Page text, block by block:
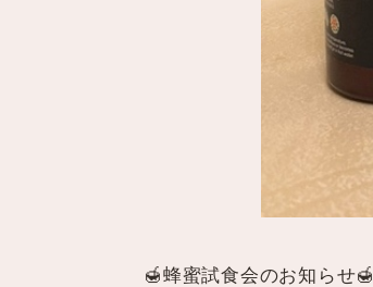
🍯蜂蜜試食会のお知らせ🍯